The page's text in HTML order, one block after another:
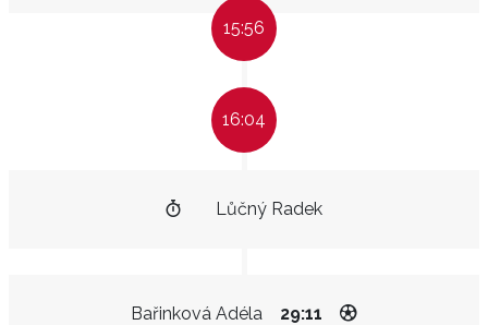
15:56
16:04
Lůčný Radek
Bařinková Adéla 29:11